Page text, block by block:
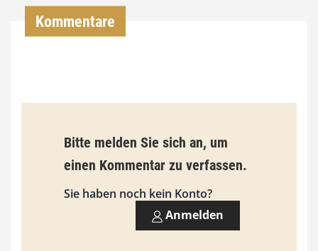
9
3
0
0
Kommentare
Bitte melden Sie sich an, um
einen Kommentar zu verfassen.
Sie haben noch kein Konto?
Anmelden